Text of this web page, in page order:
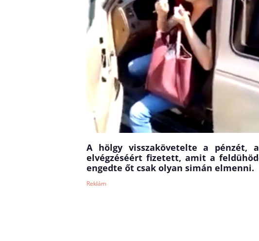
A hölgy visszakövetelte a
elvégzéséért fizetett, amit a
engedte őt csak olyan simán elmenni.
Reklám